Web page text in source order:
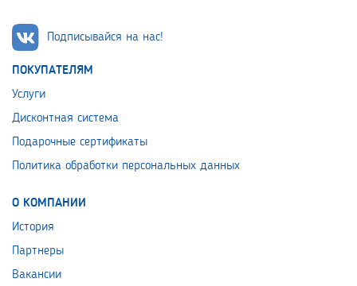
Подписывайся на нас!
ПОКУПАТЕЛЯМ
Услуги
Дисконтная система
Подарочные сертификаты
Политика обработки персональных данных
О КОМПАНИИ
История
Партнеры
Вакансии